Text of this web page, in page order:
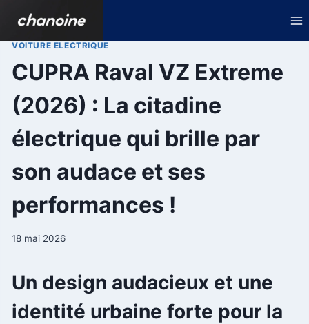
contenu
VOITURE ELECTRIQUE
CUPRA Raval VZ Extreme
(2026) : La citadine
électrique qui brille par
son audace et ses
performances !
18 mai 2026
Un design audacieux et une
identité urbaine forte pour la